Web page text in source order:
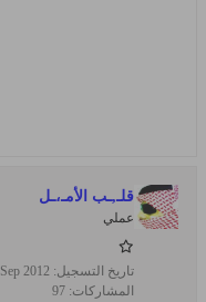
قلـ,ـب الأمـ،ـل
عملي
تاريخ التسجيل: Sep 2012
المشاركات: 97